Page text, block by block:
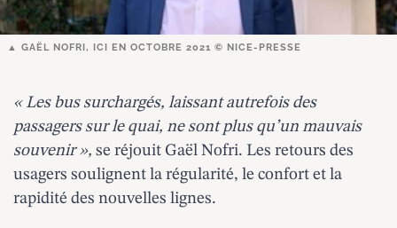
GAËL NOFRI, ICI EN OCTOBRE 2021 © NICE-PRESSE
« Les bus surchargés, laissant autrefois des
passagers sur le quai, ne sont plus qu’un mauvais
souvenir », se réjouit Gaël Nofri. Les retours des
usagers soulignent la régularité, le confort et la
rapidité des nouvelles lignes.